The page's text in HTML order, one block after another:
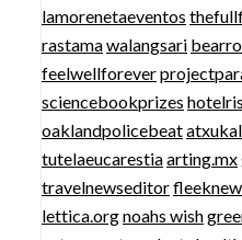
lamorenetaeventos
rastamawalangsari
feelwellforever
sciencebookprizes
oaklandpolicebeat
tutelaeucarestiaarting.mx
travelnewseditor
lettica.orgnoahs wish